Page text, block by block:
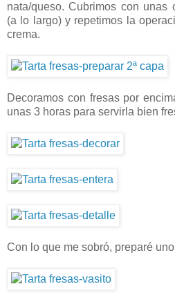
nata/queso. Cubrimos con unas
(a lo largo) y repetimos la
crema.
Decoramos con fresas por
unas 3 horas para servirla bien
Con lo que me sobró, preparé